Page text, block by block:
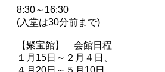
8:30～16:30
(入堂は30分前まで)
【聚宝館】 会館日程
１月15日～２月４日、